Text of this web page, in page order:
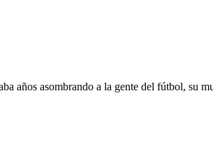
años asombrando a la gente del fútbol, su